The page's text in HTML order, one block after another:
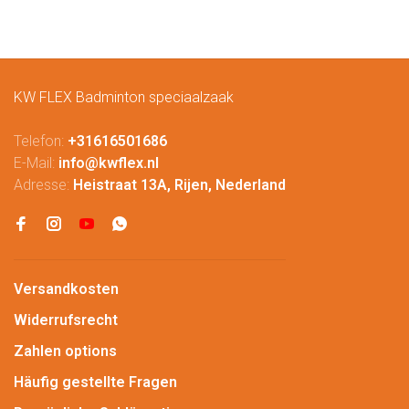
KW FLEX Badminton speciaalzaak
Telefon: +31616501686
E-Mail: info@kwflex.nl
Adresse: Heistraat 13A, Rijen, Nederland
Versandkosten
Widerrufsrecht
Zahlen options
Häufig gestellte Fragen